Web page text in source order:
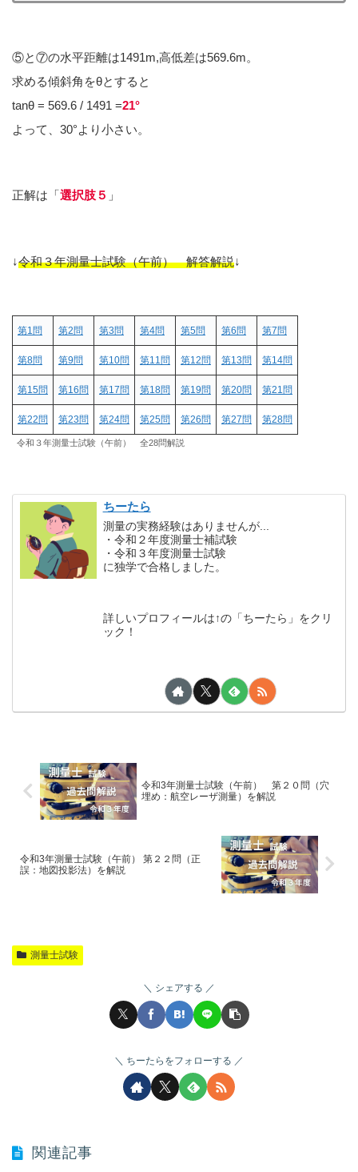
⑤と⑦の水平距離は1491m,高低差は569.6m。
求める傾斜角をθとすると
tanθ = 569.6 / 1491 =21°
よって、30°より小さい。
正解は「選択肢５ 」
↓令和３年測量士試験（午前） 解答解説↓
第1問 第2問 第3問 第4問 第5問 第6問 第7問
第8問 第9問 第10問 第11問 第12問 第13問 第14問
第15問 第16問 第17問 第18問 第19問 第20問 第21問
第22問 第23問 第24問 第25問 第26問 第27問 第28問
令和３年測量士試験（午前） 全28問解説
ちーたら
測量の実務経験はありませんが...
・令和２年度測量士補試験
・令和３年度測量士試験
に独学で合格しました。
詳しいプロフィールは↑の「ちーたら」をクリ
ック！
令和3年測量士試験（午前） 第２０問（穴
埋め：航空レーザ測量）を解説
令和3年測量士試験（午前） 第２２問（正
誤：地図投影法）を解説
測量士試験
シェアする
ちーたらをフォローする
関連記事